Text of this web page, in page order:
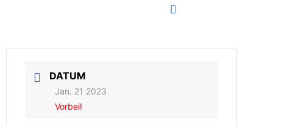
DATUM
Jan. 21 2023
Vorbei!